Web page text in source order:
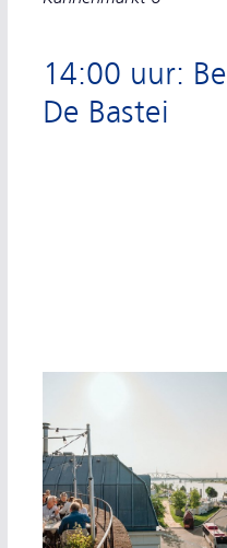
14:00 uur:
De Bastei